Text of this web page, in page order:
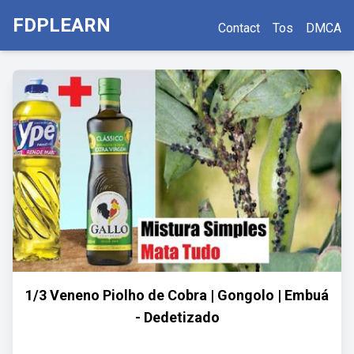
FDPLEARN Contact Tos DMCA
1/3 Veneno Piolho de Cobra | Gongolo | Embuá
- Dedetizado